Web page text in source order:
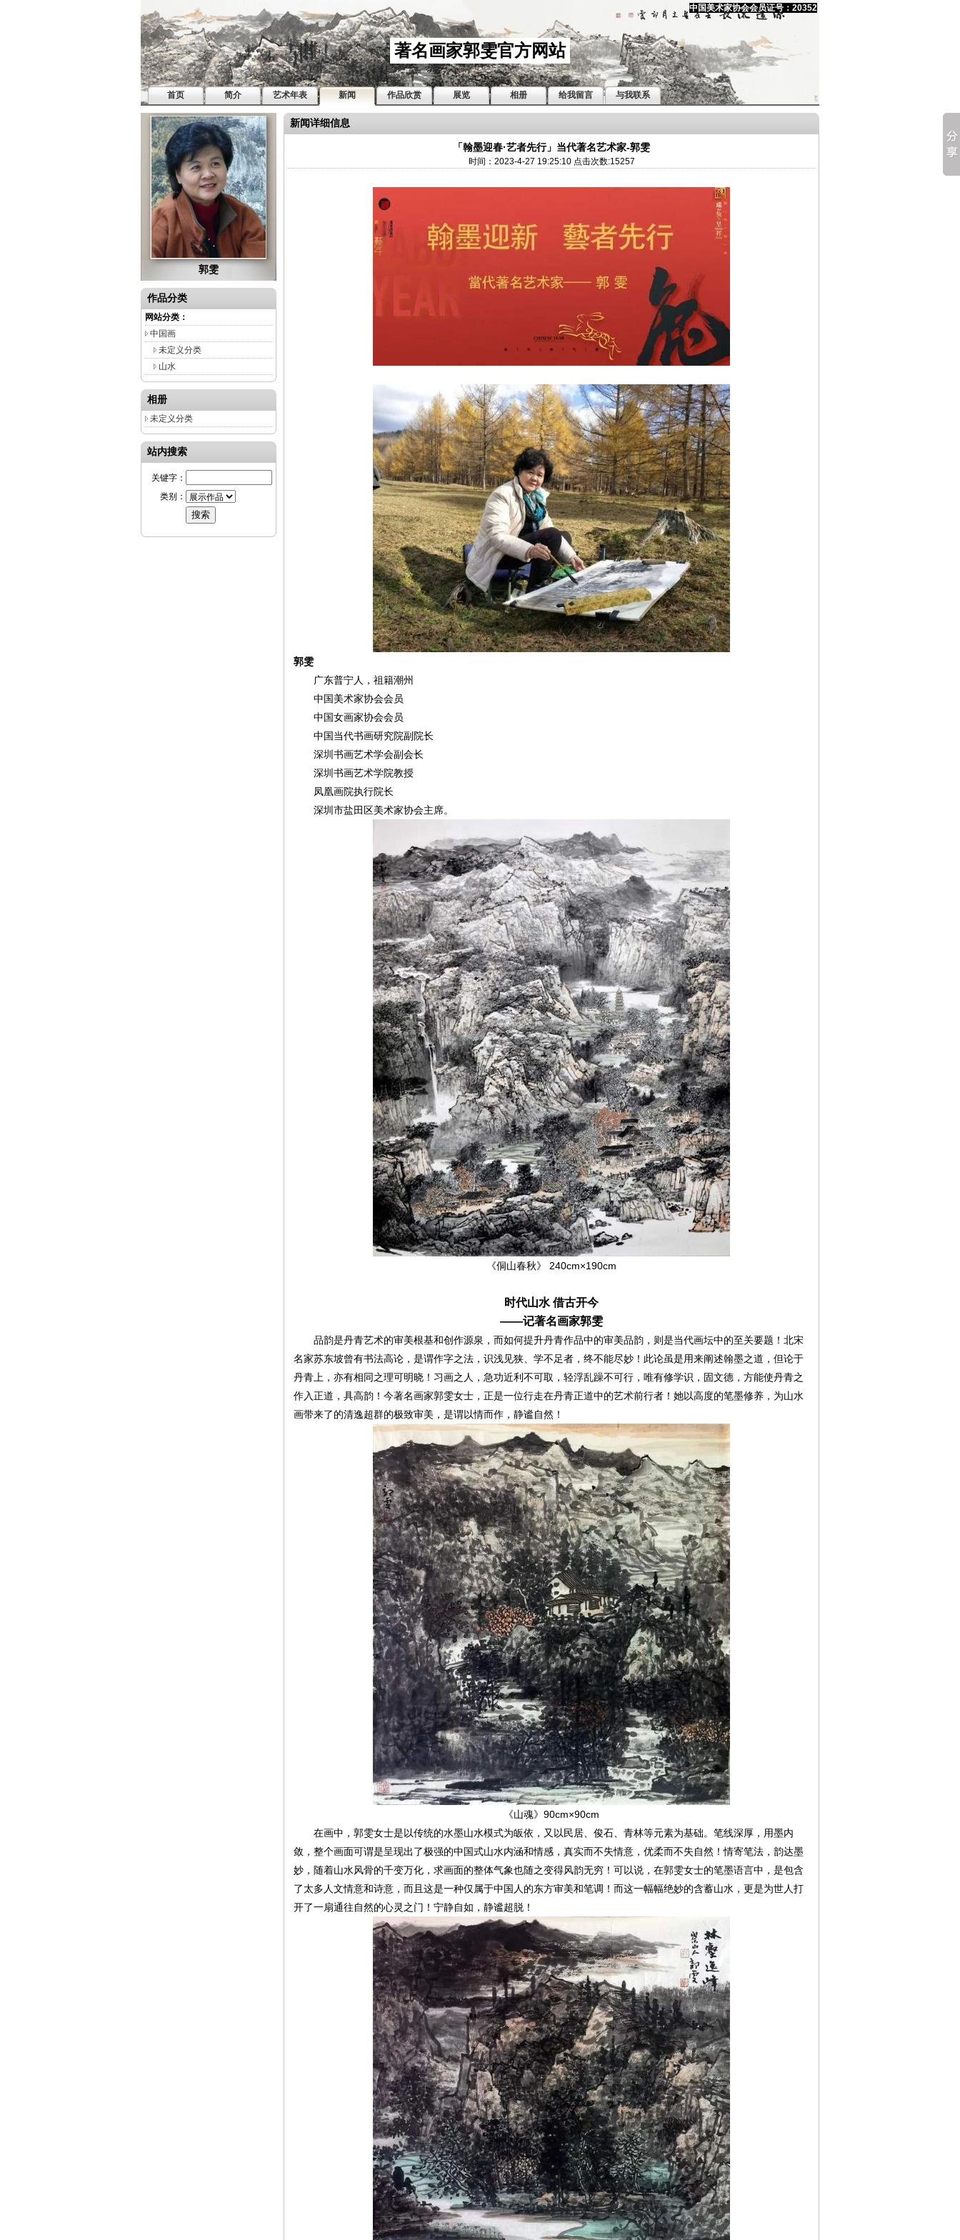
中国美术家协会会员证号：20352
著名画家郭雯官方网站
首页 简介 艺术年表 新闻 作品欣赏 展览 相册 给我留言 与我联系
郭雯
作品分类
网站分类：
中国画
未定义分类
山水
相册
未定义分类
站内搜索
关键字：
类别：
新闻详细信息
「翰墨迎春·艺者先行」当代著名艺术家-郭雯
时间：2023-4-27 19:25:10 点击次数:15257
郭雯
广东普宁人，祖籍潮州
中国美术家协会会员
中国女画家协会会员
中国当代书画研究院副院长
深圳书画艺术学会副会长
深圳书画艺术学院教授
凤凰画院执行院长
深圳市盐田区美术家协会主席。
《侗山春秋》 240cm×190cm
时代山水 借古开今
——记著名画家郭雯
品韵是丹青艺术的审美根基和创作源泉，而如何提升丹青作品中的审美品韵，则是当代画坛中的至关要题！北宋
名家苏东坡曾有书法高论，是谓作字之法，识浅见狭、学不足者，终不能尽妙！此论虽是用来阐述翰墨之道，但论于
丹青上，亦有相同之理可明晓！习画之人，急功近利不可取，轻浮乱躁不可行，唯有修学识，固文德，方能使丹青之
作入正道，具高韵！今著名画家郭雯女士，正是一位行走在丹青正道中的艺术前行者！她以高度的笔墨修养，为山水
画带来了的清逸超群的极致审美，是谓以情而作，静谧自然！
《山魂》90cm×90cm
在画中，郭雯女士是以传统的水墨山水模式为皈依，又以民居、俊石、青林等元素为基础。笔线深厚，用墨内
敛，整个画面可谓是呈现出了极强的中国式山水内涵和情感，真实而不失情意，优柔而不失自然！情寄笔法，韵达墨
妙，随着山水风骨的千变万化，求画面的整体气象也随之变得风韵无穷！可以说，在郭雯女士的笔墨语言中，是包含
了太多人文情意和诗意，而且这是一种仅属于中国人的东方审美和笔调！而这一幅幅绝妙的含蓄山水，更是为世人打
开了一扇通往自然的心灵之门！宁静自如，静谧超脱！